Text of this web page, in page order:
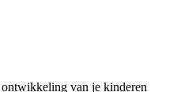
van je kinderen